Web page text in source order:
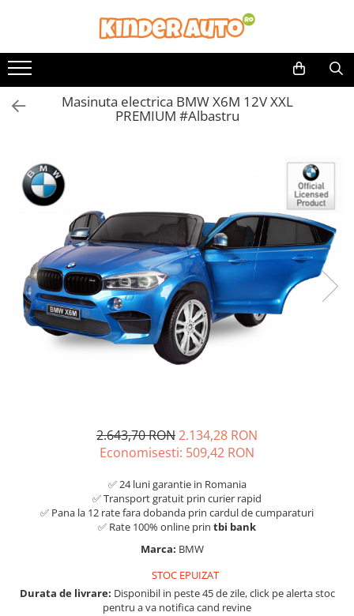
Toate Produsele
Produse in stoc
Masinute electrice
Motociclete electrice
Vehicule electrice adulti
Vehicule speciale copii
Motociclete Drift-Trike
Masinute electrice Mercedes
Masinute electrice tip SUV
Piese & Accesorii
Jucarii RC cu telecomanda
Masinuta electrica BMW X6M 12V XXL
PREMIUM #Albastru
2.643,70 RON2.134,28 RON
Economisesti: 509,42 RON
✅ 24 luni garantie in Romania
✅ Transport gratuit prin curier rapid
✅ Pana la 12 rate fara dobanda prin cardul de cumparaturi
✅ Rate 100% online prin tbi bank
Marca: BMW
STOC EPUIZAT
Durata de livrare: Disponibil in peste 45 de zile, click pe alerta stoc
pentru a va notifica cand revine